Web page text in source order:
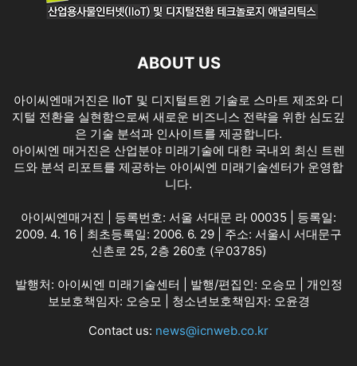
ABOUT US
아이씨엔매거진은 IIoT 및 디지털트윈 기술로 스마트 제조와 디
지털 전환을 실현함으로써 새로운 비즈니스 전략을 위한 심도깊
은 기술 분석과 인사이트를 제공합니다.
아이씨엔 매거진은 산업분야 미래기술에 대한 국내외 최신 트렌
드와 분석 리포트를 제공하는 아이씨엔 미래기술센터가 운영합
니다.
아이씨엔매거진 | 등록번호: 서울 서대문 라 00035 | 등록일:
2009. 4. 16 | 최초등록일: 2006. 6. 29 | 주소: 서울시 서대문구
신촌로 25, 2층 260호 (우03785)
발행처: 아이씨엔 미래기술센터 | 발행/편집인: 오승모 | 개인정
보보호책임자: 오승모 | 청소년보호책임자: 오윤경
Contact us: news@icnweb.co.kr